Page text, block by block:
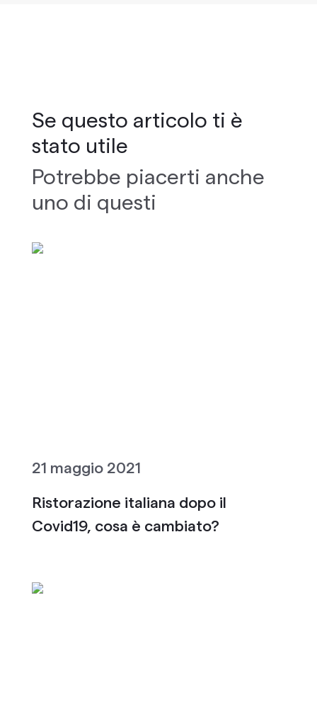
Se questo articolo ti è
stato utile
Potrebbe piacerti anche
uno di questi
21 maggio 2021
Ristorazione italiana dopo il
Covid19, cosa è cambiato?